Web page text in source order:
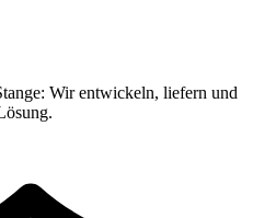
Wir entwickeln, liefern und